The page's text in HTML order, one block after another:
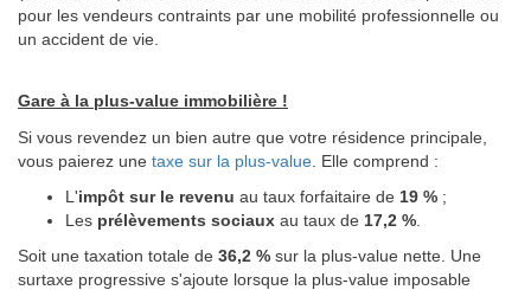
pour les vendeurs contraints par une mobilité professionnelle ou
un accident de vie.
Gare à la plus-value immobilière !
Si vous revendez un bien autre que votre résidence principale,
vous paierez une taxe sur la plus-value . Elle comprend :
L'impôt sur le revenu au taux forfaitaire de 19 % ;
Les prélèvements sociaux au taux de 17,2 %
Soit une taxation totale de 36,2 % sur la plus-value nette. Une
surtaxe progressive s'ajoute lorsque la plus-value imposable